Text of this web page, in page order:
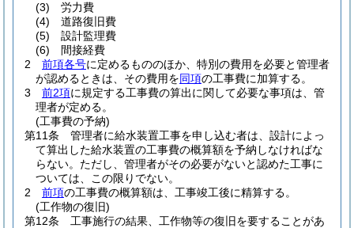
(3)
労力費
(4)
道路復旧費
(5)
設計監理費
(6)
間接経費
2
前項各号に定めるもののほか、特別の費用を必要と管理者
が認めるときは、その費用を同項の工事費に加算する。
3
前2項に規定する工事費の算出に関して必要な事項は、管
理者が定める。
(工事費の予納)
第11条
管理者に給水装置工事を申し込む者は、設計によっ
て算出した給水装置の工事費の概算額を予納しなければな
らない。 ただし、管理者がその必要がないと認めた工事に
ついては、この限りでない。
2
前項の工事費の概算額は、工事竣工後に精算する。
(工作物の復旧)
第12条
工事施行の結果、工作物等の復旧を要することがあ